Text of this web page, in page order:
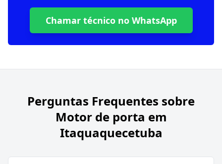
Chamar técnico no WhatsApp
Perguntas Frequentes sobre
Motor de porta em
Itaquaquecetuba